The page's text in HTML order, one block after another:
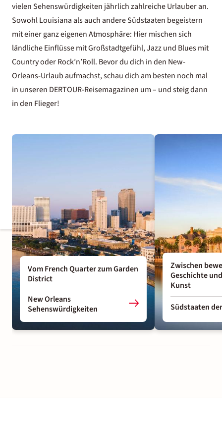
vielen Sehenswürdigkeiten jährlich zahlreiche Urlauber an.
Sowohl Louisiana als auch andere Südstaaten begeistern
mit einer ganz eigenen Atmosphäre: Hier mischen sich
ländliche Einflüsse mit Großstadtgefühl, Jazz und Blues mit
Country oder Rock’n’Roll. Bevor du dich in den New-
Orleans-Urlaub aufmachst, schau dich am besten noch mal
in unseren DERTOUR-Reisemagazinen um – und steig dann
in den Flieger!
Vom French Quarter zum Garden
District
New Orleans
Sehenswürdigkeiten
Zwischen
Geschichte
Kunst
Südstaaten